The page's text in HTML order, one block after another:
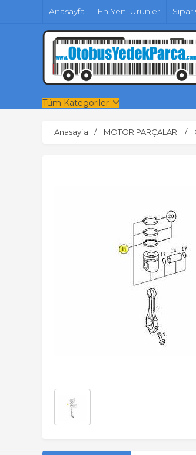
Anasayfa En Yeni Ürünler
Tüm Kategoriler
Anasayfa MOTOR PARÇALARI